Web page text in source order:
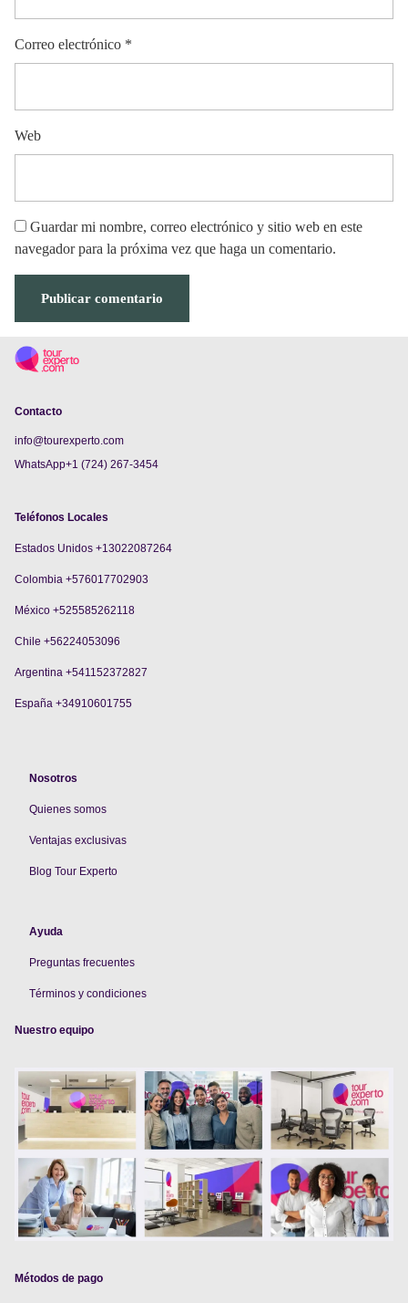
Correo electrónico *
Web
Guardar mi nombre, correo electrónico y sitio web en este
navegador para la próxima vez que haga un comentario.
Contacto
info@tourexperto.com
WhatsApp+1 (724) 267-3454
Teléfonos Locales
Estados Unidos +13022087264
Colombia +576017702903
México +525585262118
Chile +56224053096
Argentina +541152372827
España +34910601755
Nosotros
Quienes somos
Ventajas exclusivas
Blog Tour Experto
Ayuda
Preguntas frecuentes
Términos y condiciones
Nuestro equipo
Métodos de pago